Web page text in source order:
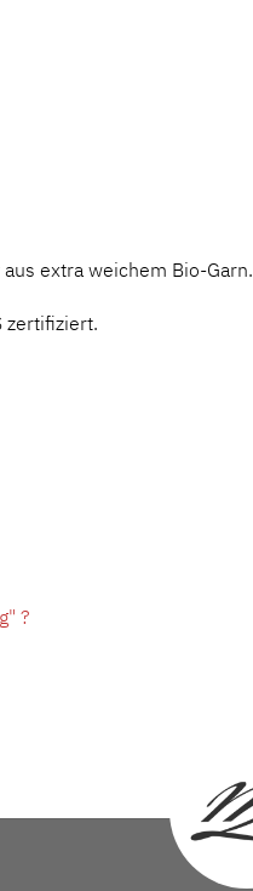
extra weichem Bio-Garn.
zertifiziert.
?